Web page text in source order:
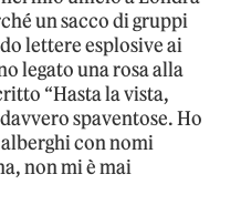
un sacco di gruppi
lettere esplosive ai
legato una rosa alla
“Hasta la vista,
spaventose. Ho
con nomi
non mi è mai